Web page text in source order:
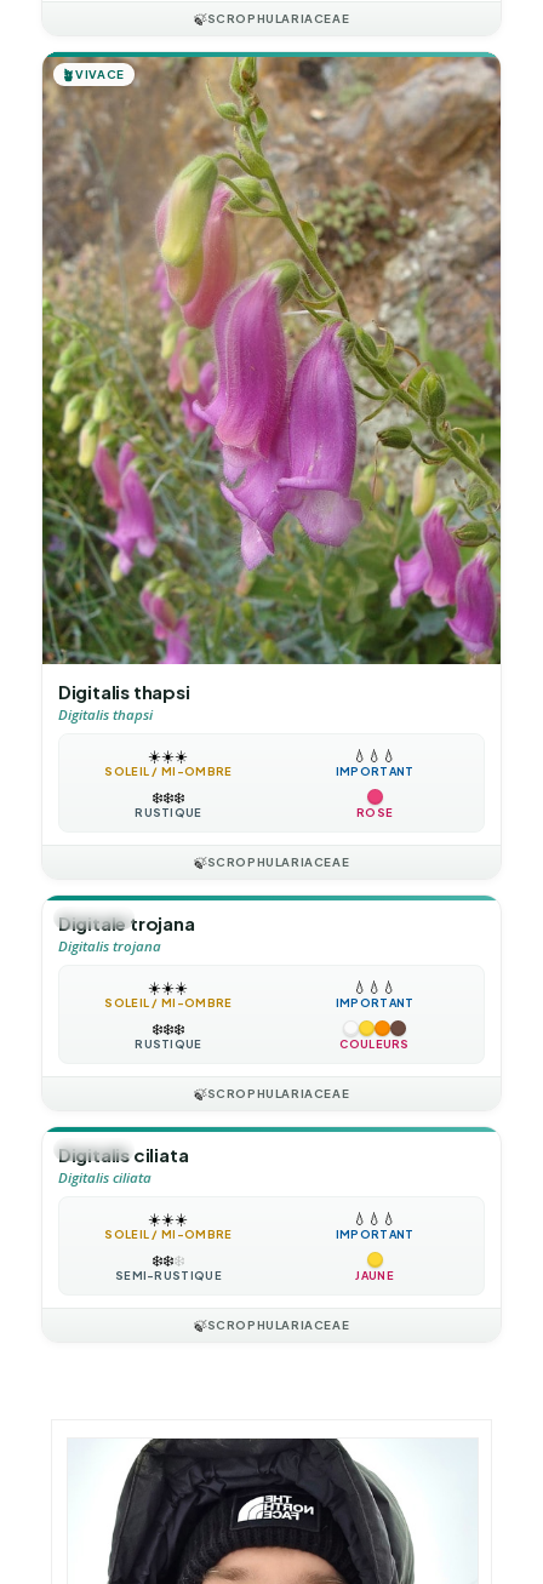
🍃SCROPHULARIACEAE
🪴VIVACE
Digitalis thapsi
Digitalis thapsi
☀️☀️☀️
SOLEIL / MI-OMBRE
💧 💧 💧
IMPORTANT
❄️❄️❄️
RUSTIQUE ROSE
🍃SCROPHULARIACEAE
🪴VIVACE
Digitale trojana
Digitalis trojana
☀️☀️☀️
SOLEIL / MI-OMBRE
💧 💧 💧
IMPORTANT
❄️❄️❄️
RUSTIQUE COULEURS
🍃SCROPHULARIACEAE
🪴VIVACE
Digitalis ciliata
Digitalis ciliata
☀️☀️☀️
SOLEIL / MI-OMBRE
💧 💧 💧
IMPORTANT
❄️❄️❄️
SEMI-RUSTIQUE JAUNE
🍃SCROPHULARIACEAE